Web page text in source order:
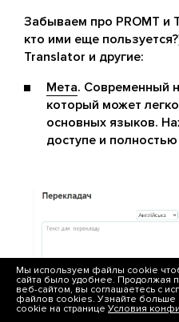
Мы используем файлы cookie
сайта было удобнее. Продолжая
веб-сайтом, вы соглашаетесь с
файлов cookies. Узнайте больше
cookie на странице Условия
Забываем про PROMT и
кто ими еще
Translator и другие:
Мета. Современный
который может
основных языков.
доступе и